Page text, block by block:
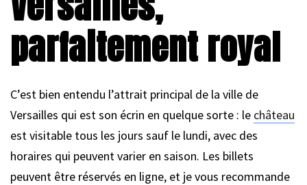
parfaitement royal
C’est bien entendu l’attrait principal de la ville de
Versailles qui est son écrin en quelque sorte : le château
est visitable tous les jours sauf le lundi, avec des
horaires qui peuvent varier en saison. Les billets
peuvent être réservés en ligne, et je vous recommande